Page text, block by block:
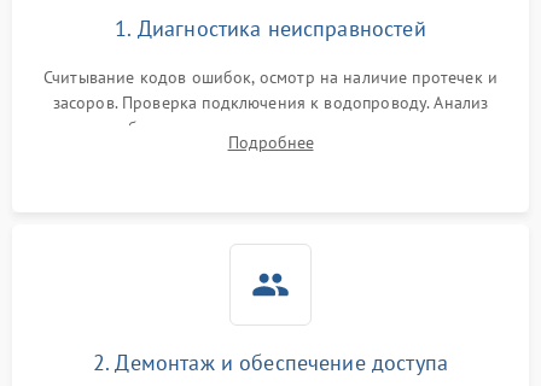
1. Диагностика неисправностей
Считывание кодов ошибок, осмотр на наличие протечек и
засоров. Проверка подключения к водопроводу. Анализ
жалоб на отсутствие слива, нагрева, вращения
разбрызгивателей или срабатывание системы защиты
Подробнее
2. Демонтаж и обеспечение доступа